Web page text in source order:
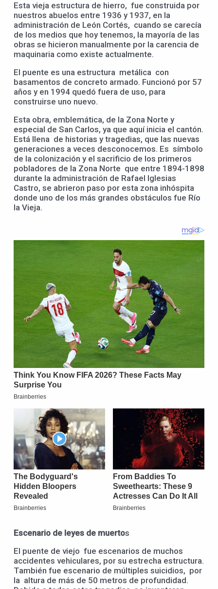
Esta vieja estructura de hierro, fue construida por
nuestros abuelos entre 1936 y 1937, en la
administración de León Cortés, cuando se carecía
de los medios que hoy tenemos, la mayoría de las
obras se hicieron manualmente por la carencia de
maquinaria como existe actualmente.
El puente es una estructura metálica con
basamentos de concreto armado. Funcionó por 57
años y en 1994 quedó fuera de uso, para
construirse uno nuevo.
Esta obra, emblemática, de la Zona Norte y
especial de San Carlos, ya que aquí inicia el cantón.
Está llena de historias y tragedias, que las nuevas
generaciones a veces desconocemos. Es símbolo
de la colonización y el sacrificio de los primeros
pobladores de la Zona Norte que entre 1894-1898
durante la administración de Rafael Iglesias
Castro, se abrieron paso por esta zona inhóspita
donde uno de los más grandes obstáculos fue Río
la Vieja.
Escenario de leyes de muertos
El puente de viejo fue escenarios de muchos
accidentes vehiculares, por su estrecha estructura.
También fue escenario de múltiples suicidios, por
la altura de más de 50 metros de profundidad.